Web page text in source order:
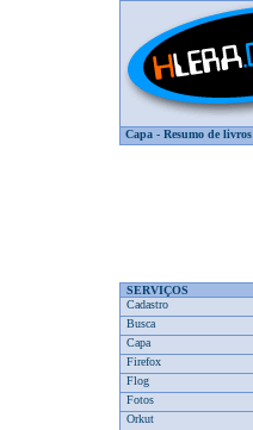
Capa - Resumo de livros
SERVIÇOS
Cadastro
Busca
Capa
Firefox
Flog
Fotos
Orkut